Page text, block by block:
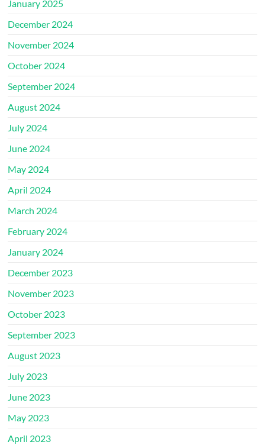
January 2025
December 2024
November 2024
October 2024
September 2024
August 2024
July 2024
June 2024
May 2024
April 2024
March 2024
February 2024
January 2024
December 2023
November 2023
October 2023
September 2023
August 2023
July 2023
June 2023
May 2023
April 2023